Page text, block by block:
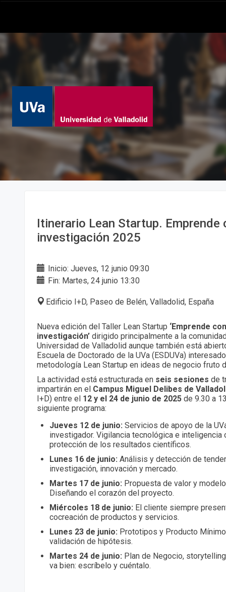
Itinerario Lean Startup. Emprende
investigación 2025
Inicio: Jueves, 12 junio 09:30
Fin: Martes, 24 junio 13:30
Edificio I+D, Paseo de Belén, Valladolid, España
Nueva edición del Taller Lean Startup ‘Emprende
investigación’ dirigido principalmente a la
Universidad de Valladolid aunque también está
Escuela de Doctorado de la UVa (ESDUVa)
metodología Lean Startup en ideas de negocio fruto
La actividad está estructurada en seis sesiones de
impartirán en el Campus Miguel Delibes de
I+D) entre el 12 y el 24 de junio de 2025 de 9.30 a
siguiente programa:
Jueves 12 de junio: Servicios de apoyo de la
investigador. Vigilancia tecnológica e inteligencia
protección de los resultados científicos.
Lunes 16 de junio: Análisis y detección de
investigación, innovación y mercado.
Martes 17 de junio: Propuesta de valor y
Diseñando el corazón del proyecto.
Miércoles 18 de junio: El cliente siempre
cocreación de productos y servicios.
Lunes 23 de junio: Prototipos y Producto
validación de hipótesis.
Martes 24 de junio: Plan de Negocio,
va bien: escríbelo y cuéntalo.